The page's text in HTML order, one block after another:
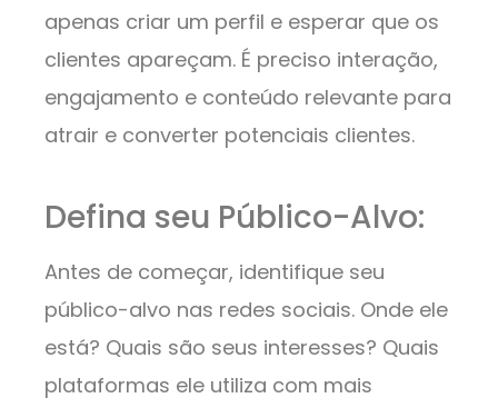
apenas criar um perfil e esperar que os
clientes apareçam. É preciso interação,
engajamento e conteúdo relevante para
atrair e converter potenciais clientes.
Defina seu Público-Alvo:
Antes de começar, identifique seu
público-alvo nas redes sociais. Onde ele
está? Quais são seus interesses? Quais
plataformas ele utiliza com mais